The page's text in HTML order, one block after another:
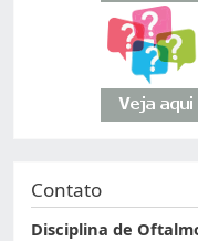
Contato
Disciplina de